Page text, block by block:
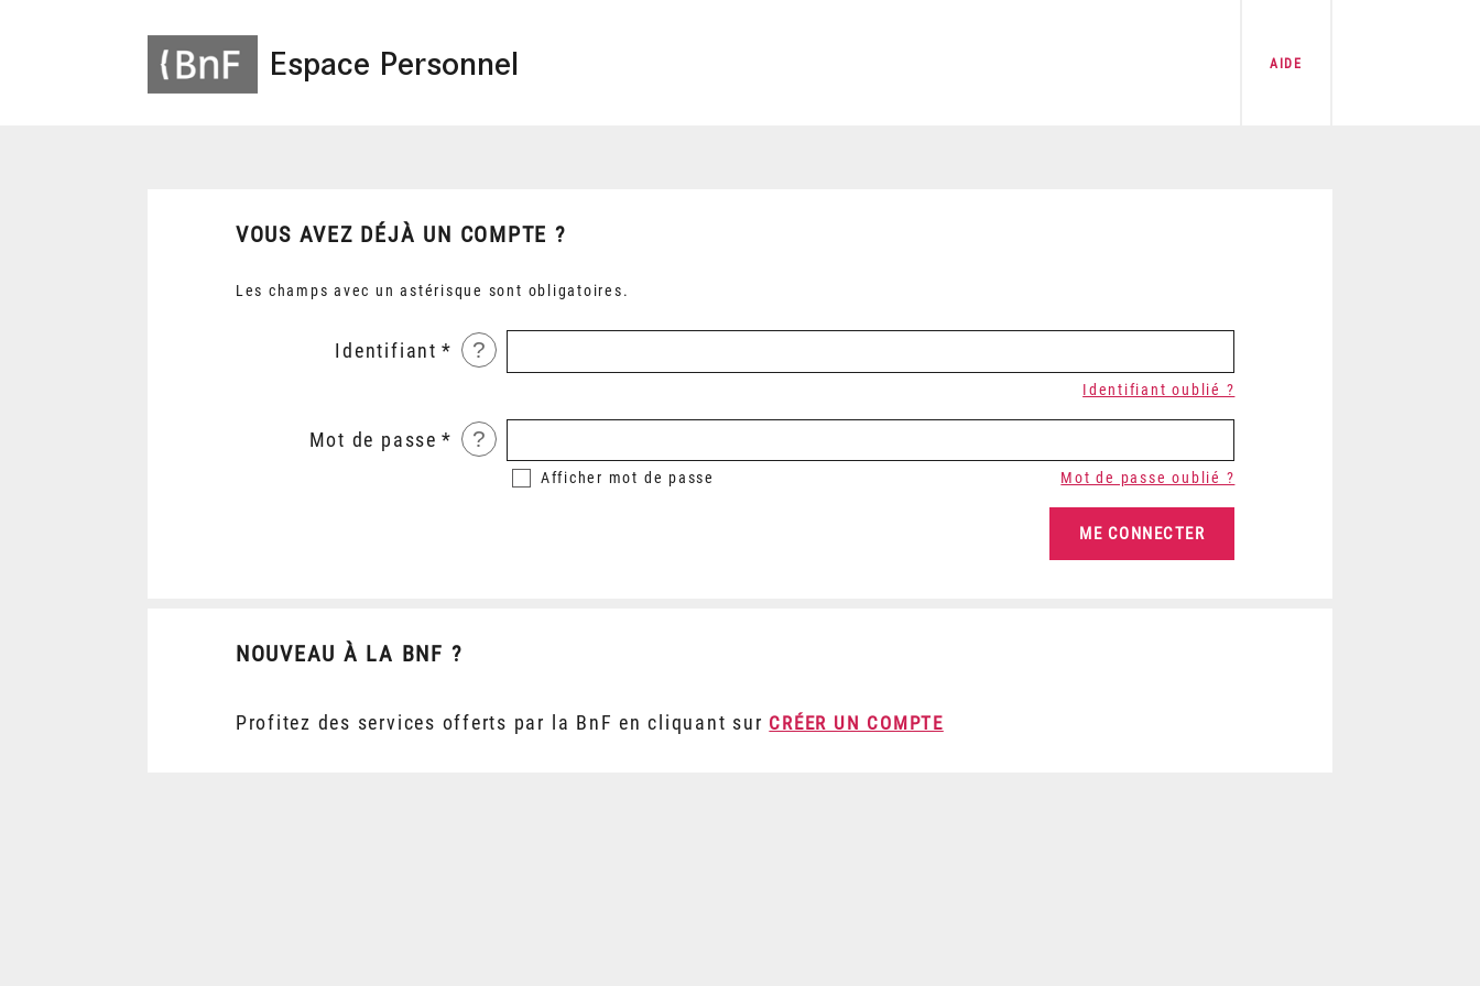
Espace Personnel AIDE
VOUS AVEZ DÉJÀ UN COMPTE ?
Les champs avec un astérisque sont obligatoires.
Identifiant ?
Identifiant oublié ?
Mot de passe ?
Afficher mot de passe Mot de passe oublié ?
NOUVEAU À LA BNF ?
Profitez des services offerts par la BnF en cliquant sur CRÉER UN COMPTE